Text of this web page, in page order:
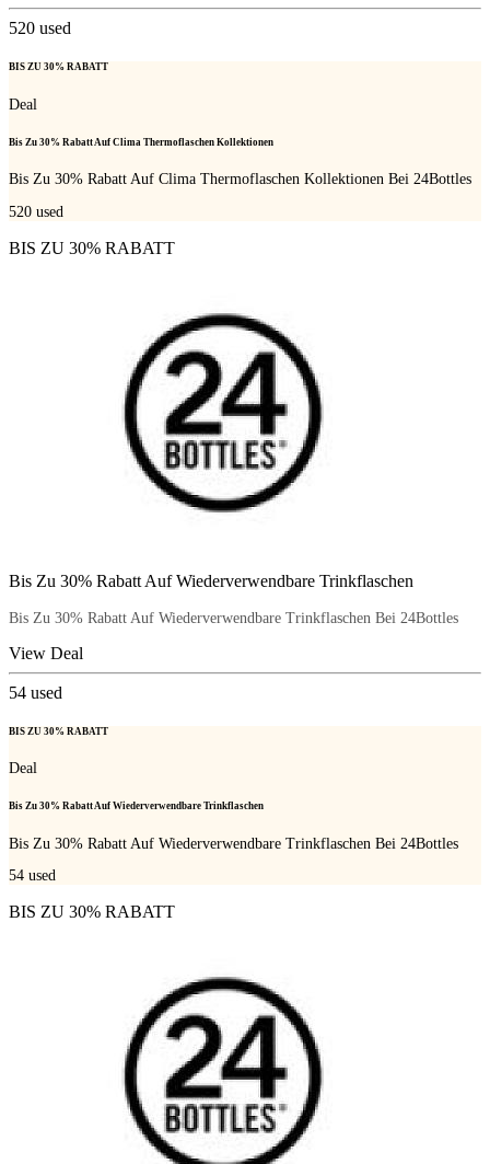
520 used
BIS ZU 30% RABATT
Deal
Bis Zu 30% Rabatt Auf Clima Thermoflaschen Kollektionen
Bis Zu 30% Rabatt Auf Clima Thermoflaschen Kollektionen Bei 24Bottles
520 used
BIS ZU 30% RABATT
Bis Zu 30% Rabatt Auf Wiederverwendbare Trinkflaschen
Bis Zu 30% Rabatt Auf Wiederverwendbare Trinkflaschen Bei 24Bottles
View Deal
54 used
BIS ZU 30% RABATT
Deal
Bis Zu 30% Rabatt Auf Wiederverwendbare Trinkflaschen
Bis Zu 30% Rabatt Auf Wiederverwendbare Trinkflaschen Bei 24Bottles
54 used
BIS ZU 30% RABATT